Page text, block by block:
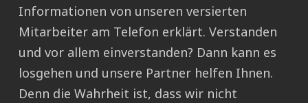
Informationen von unseren versierten
Mitarbeiter am Telefon erklärt. Verstanden
und vor allem einverstanden? Dann kann es
losgehen und unsere Partner helfen Ihnen.
Denn die Wahrheit ist, dass wir nicht